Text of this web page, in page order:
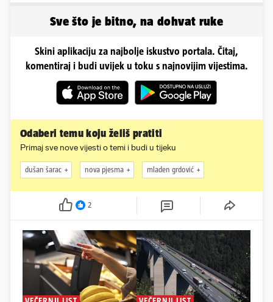
Sve što je bitno, na dohvat ruke
Skini aplikaciju za najbolje iskustvo portala. Čitaj,
komentiraj i budi uvijek u toku s najnovijim vijestima.
Odaberi temu koju želiš pratiti
Primaj sve nove vijesti o temi i budi u tijeku
dušan šarac nova pjesma mladen grdović
2